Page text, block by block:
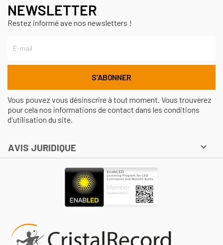
NEWSLETTER
Restez informé ave nos newsletters !
Vous pouvez vous désinscrire à tout moment. Vous trouverez
pour cela nos informations de contact dans les conditions
d'utilisation du site.
AVIS JURIDIQUE 